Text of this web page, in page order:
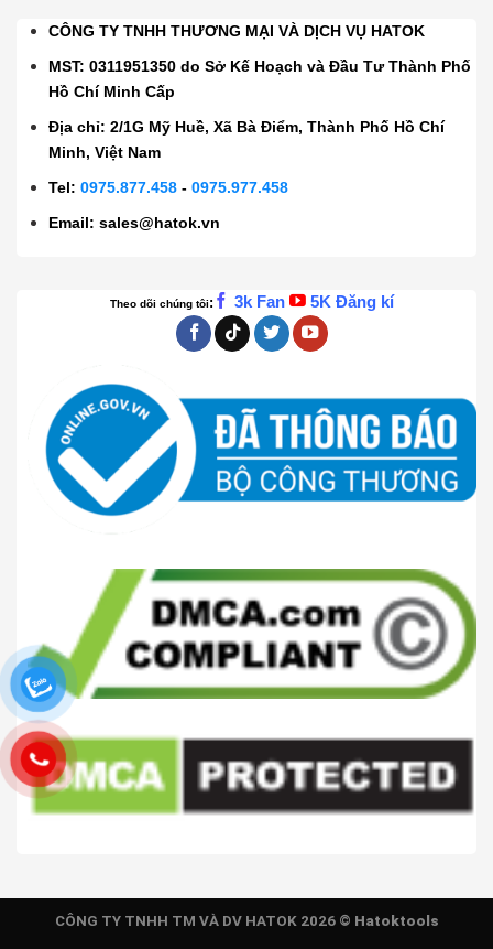
CÔNG TY TNHH THƯƠNG MẠI VÀ DỊCH VỤ HATOK
MST: 0311951350 do Sở Kế Hoạch và Đầu Tư Thành Phố
Hồ Chí Minh Cấp
Địa chỉ: 2/1G Mỹ Huề, Xã Bà Điểm, Thành Phố Hồ Chí
Minh, Việt Nam
Tel:0975.877.458 -0975.977.458
Email:sales@hatok.vn
Theo dõi chúng tôi: 3k Fan 5K Đăng kí
CÔNG TY TNHH TM VÀ DV HATOK 2026 © Hatoktools